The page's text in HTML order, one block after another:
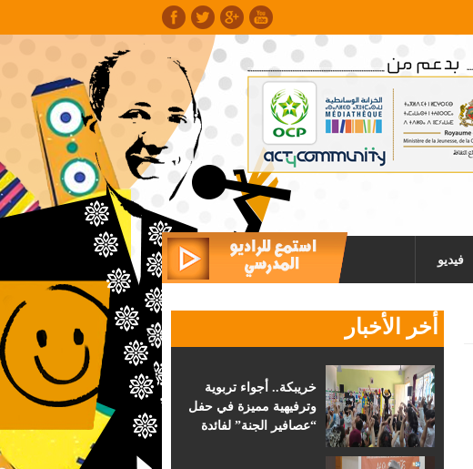
فيديو
أخر الأخبار
خريبكة.. أجواء تربوية
وترفيهية مميزة في حفل
“عصافير الجنة” لفائدة